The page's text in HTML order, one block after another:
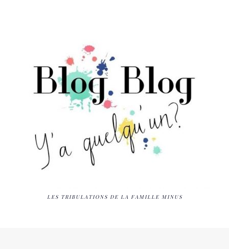
LES TRIBULATIONS DE LA FAMILLE MINUS